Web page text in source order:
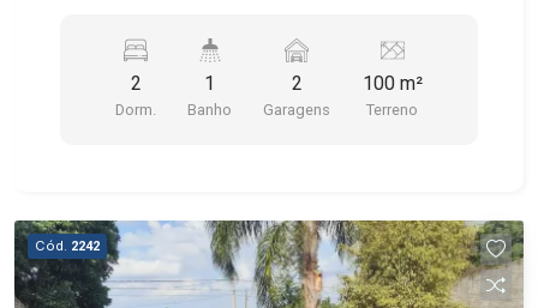
2
Dorm.
1
Banho
2
Garagens
100 m²
Terreno
Cód. 2242